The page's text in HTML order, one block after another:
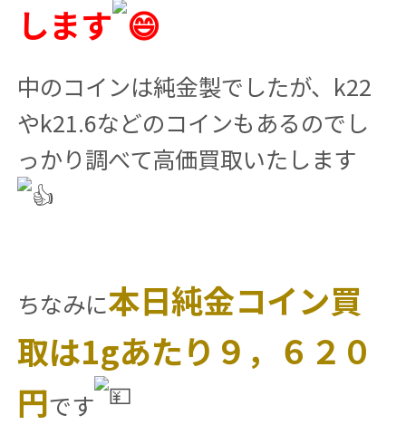
します
中のコインは純金製でしたが、k22
やk21.6などのコインもあるのでし
っかり調べて高価買取いたします
ちなみに本日純金コイン買
取は1gあたり９，６２０
円です